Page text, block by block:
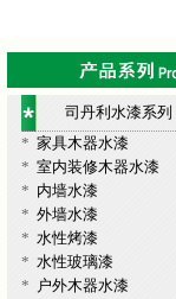
司丹利水漆系列
* 家具木器水漆
* 室内装修木器水漆
* 内墙水漆
* 外墙水漆
* 水性烤漆
* 水性玻璃漆
* 户外木器水漆